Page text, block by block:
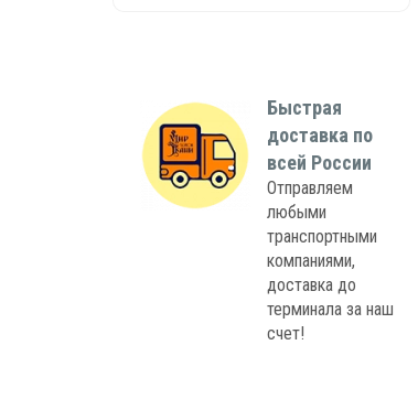
Быстрая
доставка по
всей России
Отправляем
любыми
транспортными
компаниями,
доставка до
терминала за наш
счет!